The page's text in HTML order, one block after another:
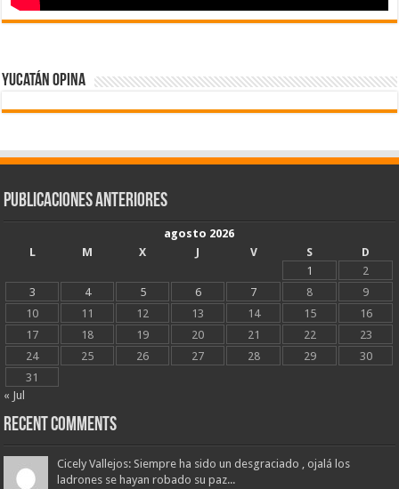
Yucatán Opina
Publicaciones Anteriores
agosto 2026
L
M X J V S
D
1
2
3
4 5 6 7 8
9
10
11 12 13 14 15
16
17
18 19 20 21 22
23
24
25 26 27 28 29
30
31
« Jul
Recent Comments
Cicely Vallejos: Siempre ha sido un desgraciado , ojalá los
ladrones se hayan robado su paz...